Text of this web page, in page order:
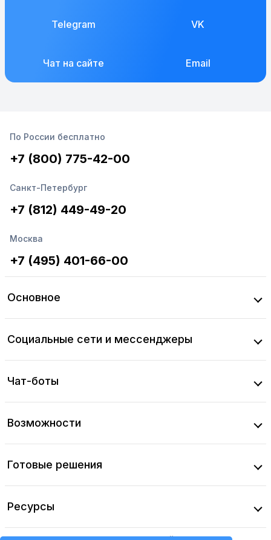
Telegram VK
Чат на сайте Email
По России бесплатно
+7 (800) 775-42-00
Санкт-Петербург
+7 (812) 449-49-20
Москва
+7 (495) 401-66-00
Основное
Социальные сети и мессенджеры
Чат-боты
Возможности
Готовые решения
Ресурсы